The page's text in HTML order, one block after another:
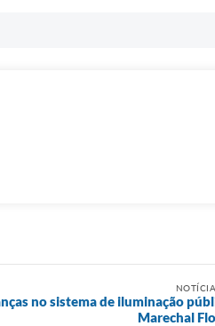
no sistema de iluminação
Marechal